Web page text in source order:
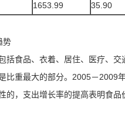
1653.99 35.90
势
括食品、衣着、居住、医疗、交
比重最大的部分。2005－2009
的，支出增长率的提高表明食品